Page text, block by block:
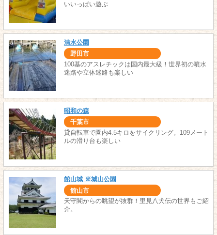
いいっぱい遊ぶ
清水公園
野田市
100基のアスレチックは国内最大級！世界初の噴水
迷路や立体迷路も楽しい
昭和の森
千葉市
貸自転車で園内4.5キロをサイクリング。109メート
ルの滑り台も楽しい
館山城 ※城山公園
館山市
天守閣からの眺望が抜群！里見八犬伝の世界もご紹
介。